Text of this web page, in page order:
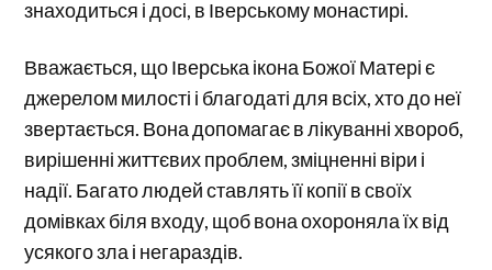
знаходиться і досі, в Іверському монастирі.
Вважається, що Іверська ікона Божої Матері є
джерелом милості і благодаті для всіх, хто до неї
звертається. Вона допомагає в лікуванні хвороб,
вирішенні життєвих проблем, зміцненні віри і
надії. Багато людей ставлять її копії в своїх
домівках біля входу, щоб вона охороняла їх від
усякого зла і негараздів.